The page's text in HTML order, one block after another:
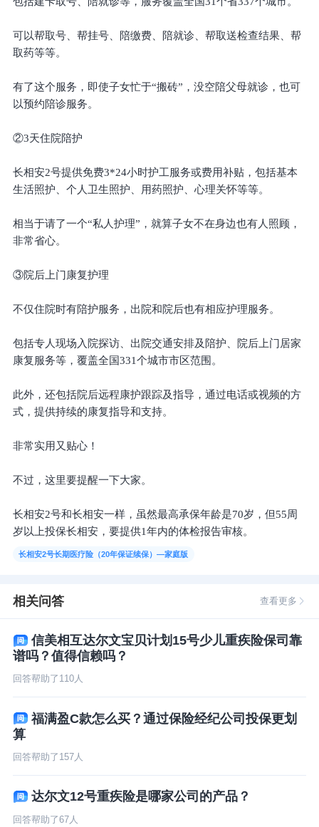
可以帮取号、帮挂号、陪缴费、陪就诊、帮取送检查结果、帮
取药等等。
有了这个服务，即使子女忙于“搬砖”，没空陪父母就诊，也可
以预约陪诊服务。
②3天住院陪护
长相安2号提供免费3*24小时护工服务或费用补贴，包括基本
生活照护、个人卫生照护、用药照护、心理关怀等等。
相当于请了一个“私人护理”，就算子女不在身边也有人照顾，
非常省心。
③院后上门康复护理
不仅住院时有陪护服务，出院和院后也有相应护理服务。
包括专人现场入院探访、出院交通安排及陪护、院后上门居家
康复服务等，覆盖全国331个城市市区范围。
此外，还包括院后远程康护跟踪及指导，通过电话或视频的方
式，提供持续的康复指导和支持。
非常实用又贴心！
不过，这里要提醒一下大家。
长相安2号和长相安一样，虽然最高承保年龄是70岁，但55周
岁以上投保长相安，要提供1年内的体检报告审核。
长相安2号长期医疗险（20年保证续保）—家庭版
相关问答 查看更多
信美相互达尔文宝贝计划15号少儿重疾险保司靠
谱吗？值得信赖吗？
回答帮助了 110人
福满盈C款怎么买？通过保险经纪公司投保更划
算
回答帮助了 157人
达尔文12号重疾险是哪家公司的产品？
回答帮助了67人